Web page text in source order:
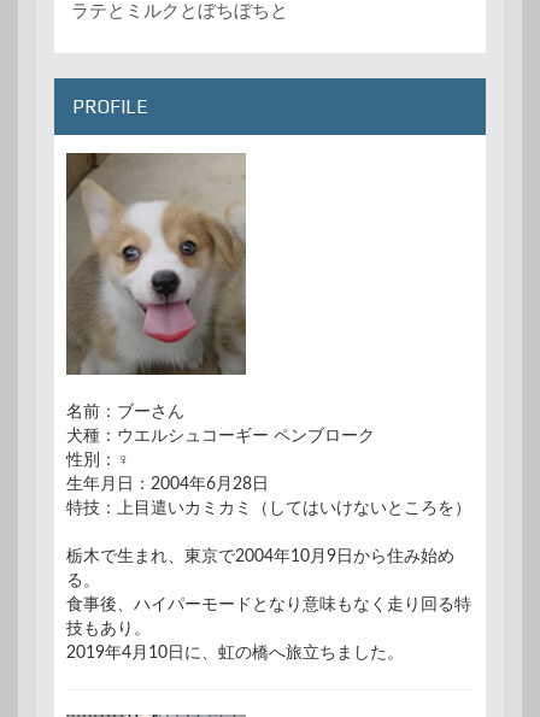
ラテとミルクとぼちぼちと
PROFILE
名前：ブーさん
犬種：ウエルシュコーギー ペンブローク
性別：♀
生年月日：2004年6月28日
特技：上目遣いカミカミ（してはいけないところを）
栃木で生まれ、東京で2004年10月9日から住み始め
る。
食事後、ハイパーモードとなり意味もなく走り回る特
技もあり。
2019年4月10日に、虹の橋へ旅立ちました。